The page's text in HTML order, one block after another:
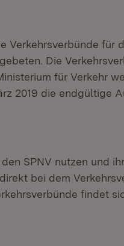
Verkehrsverbünde für
Die
für Verkehr
2019 die endgültige
SPNV nutzen und
bei dem
findet